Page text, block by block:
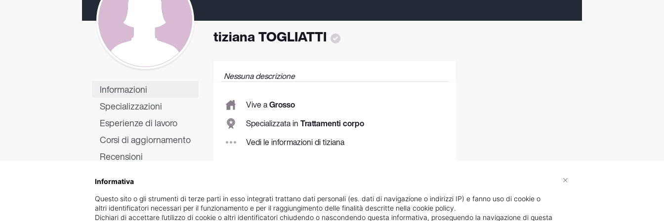
Informazioni
Specializzazioni
Esperienze di lavoro
Corsi di aggiornamento
Recensioni
tiziana TOGLIATTI
Nessuna descrizione
Vive aGrosso
Specializzata in Trattamenti corpo
Vedi le informazioni di tiziana
Informativa
Questo sito o gli strumenti di terze parti in esso integrati trattano dati personali (es. dati di navigazione o indirizzi IP) e fanno uso di cookie o
altri identificatori necessari per il funzionamento e per il raggiungimento delle finalità descritte nella cookie policy.
Dichiari di accettare l’utilizzo di cookie o altri identificatori chiudendo o nascondendo questa informativa, proseguendo la navigazione di questa
×